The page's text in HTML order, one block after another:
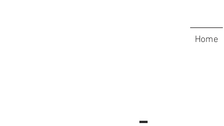
Home